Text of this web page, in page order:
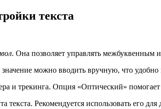
текста
. Она позволяет управлять
можно вводить вручную, что
и трекинга. Опция «Оптический»
Рекомендуется использовать его